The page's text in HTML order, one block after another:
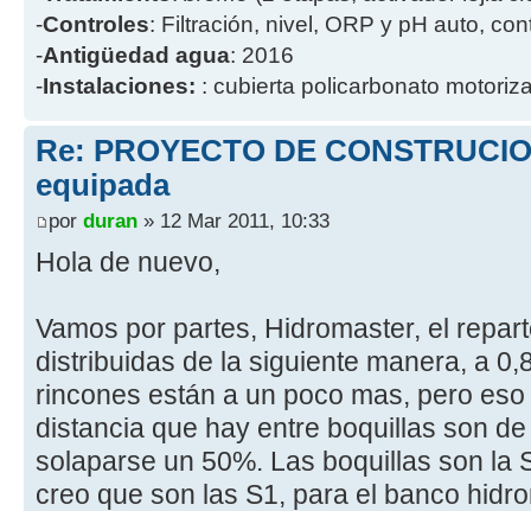
-Controles: Filtración, nivel, ORP y pH auto,
-Antigüedad agua: 2016
-Instalaciones: : cubierta policarbonato
Re: PROYECTO DE
equipada
por duran » 12 Mar 2011, 10:33
Hola de nuevo,
Vamos por partes, Hidromaster, el
distribuidas de la siguiente manera, a
rincones están a un poco mas, pero
distancia que hay entre boquillas son
solaparse un 50%. Las boquillas son la
creo que son las S1, para el banco